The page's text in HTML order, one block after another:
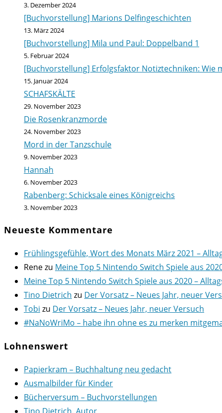
3. Dezember 2024
[Buchvorstellung] Marions Delfingeschichten
13. März 2024
[Buchvorstellung] Mila und Paul: Doppelband 1
5. Februar 2024
[Buchvorstellung] Erfolgsfaktor Notiztechniken:
15. Januar 2024
SCHAFSKÄLTE
29. November 2023
Die Rosenkranzmorde
24. November 2023
Mord in der Tanzschule
9. November 2023
Hannah
6. November 2023
Rabenberg: Schicksale eines Königreichs
3. November 2023
Neueste Kommentare
Frühlingsgefühle, Wort des Monats März 2021 –
Renezu Meine Top 5 Nintendo Switch Spiele aus
Meine Top 5 Nintendo Switch Spiele aus 2020 –
Tino Dietrich zu Der Vorsatz – Neues Jahr, neuer
Tobi zu Der Vorsatz – Neues Jahr, neuer Versuch
#NaNoWriMo – habe ihn ohne es zu merken
Lohnenswert
Papierkram – Buchhaltung neu gedacht
Ausmalbilder für Kinder
Bücherversum – Buchvorstellungen